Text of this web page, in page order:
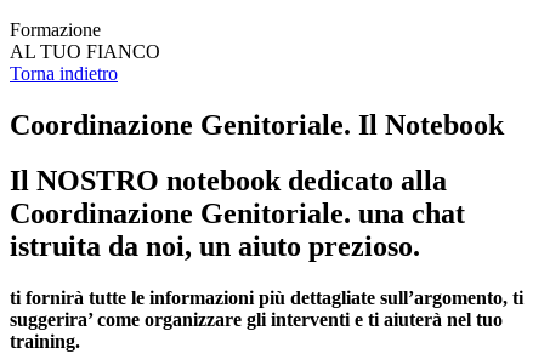
Formazione
AL TUO FIANCO
Torna indietro
Coordinazione Genitoriale. Il Notebook
Il NOSTRO notebook dedicato alla
Coordinazione Genitoriale. una chat
istruita da noi, un aiuto prezioso.
ti fornirà tutte le informazioni più dettagliate sull’argomento, ti
suggerira’ come organizzare gli interventi e ti aiuterà nel tuo
training.